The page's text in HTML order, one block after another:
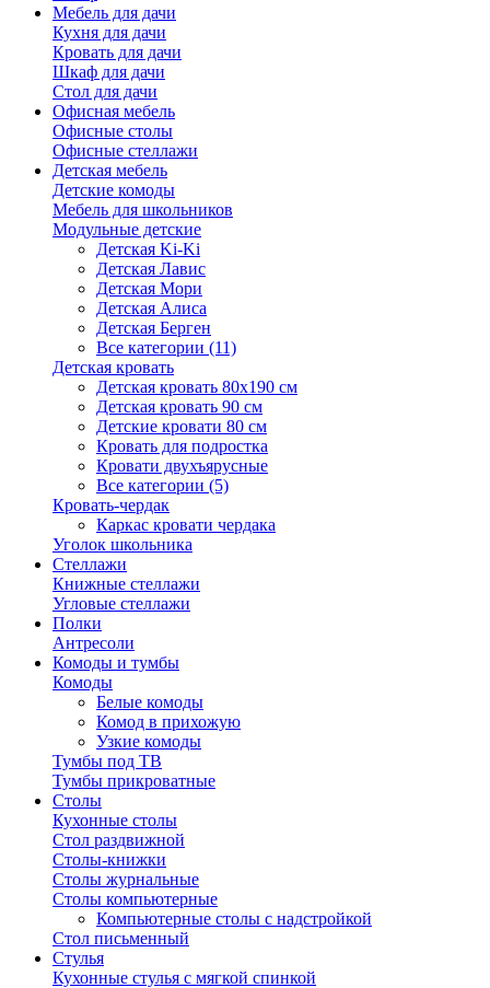
Мебель для дачи
Кухня для дачи
Кровать для дачи
Шкаф для дачи
Стол для дачи
Офисная мебель
Офисные столы
Офисные стеллажи
Детская мебель
Детские комоды
Мебель для школьников
Модульные детские
Детская Ki-Ki
Детская Лавис
Детская Мори
Детская Алиса
Детская Берген
Все категории (11)
Детская кровать
Детская кровать 80х190 см
Детская кровать 90 см
Детские кровати 80 см
Кровать для подростка
Кровати двухъярусные
Все категории (5)
Кровать-чердак
Каркас кровати чердака
Уголок школьника
Стеллажи
Книжные стеллажи
Угловые стеллажи
Полки
Антресоли
Комоды и тумбы
Комоды
Белые комоды
Комод в прихожую
Узкие комоды
Тумбы под ТВ
Тумбы прикроватные
Столы
Кухонные столы
Стол раздвижной
Столы-книжки
Столы журнальные
Столы компьютерные
Компьютерные столы с надстройкой
Стол письменный
Стулья
Кухонные стулья с мягкой спинкой